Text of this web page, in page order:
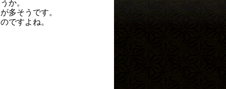
か。
多そうです。
ですよね。